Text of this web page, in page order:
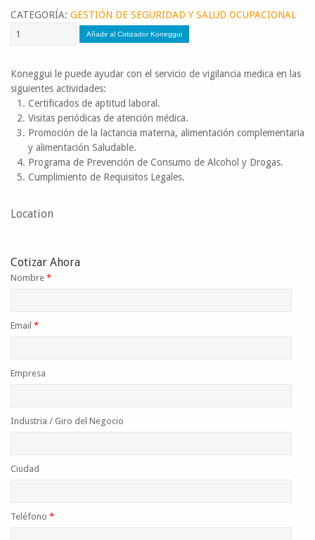
CATEGORÍA: GESTIÓN DE SEGURIDAD Y SALUD OCUPACIONAL
Koneggui le puede ayudar con el servicio de vigilancia medica en las
siguientes actividades:
Certificados de aptitud laboral.
Visitas periódicas de atención médica.
Promoción de la lactancia materna, alimentación complementaria
y alimentación Saludable.
Programa de Prevención de Consumo de Alcohol y Drogas.
Cumplimiento de Requisitos Legales.
Location
Cotizar Ahora
Nombre *
Email *
Empresa
Industria / Giro del Negocio
Ciudad
Teléfono *